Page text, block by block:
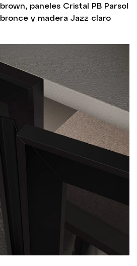
brown, paneles Cristal PB Parsol
bronce y madera Jazz claro